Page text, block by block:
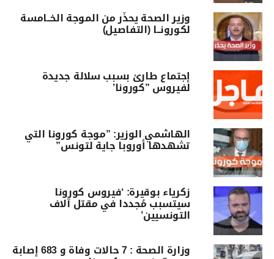
وزير الصحة يحذّر من الموجة الخــامسة
لكورونــا (التفاصيل)
إجتماع طارئ بسبب سلالة جديدة
لفيروس ”كورونا’
الهاشمي الوزير: ”موجة كورونا التي
تشهدها أوروبا جاية لتونس”
زكرياء بوقيرة: ‘فيروس كورونا
سيتسبب مُجددا في مقتل آلاف
التونسيين’
وزارة الصحة : 7 حالات وفاة و 683 إصابة